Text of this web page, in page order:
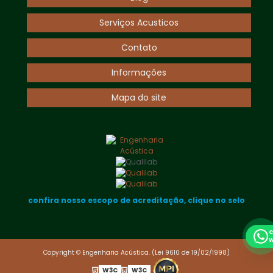
confira nosso escopo de acreditação, clique no selo
Serviços Acusticos
Contato
Informações
Mapa do site
Copyright © Engenharia Acústica. (Lei 9610 de 19/02/1998)
W3C
W3C